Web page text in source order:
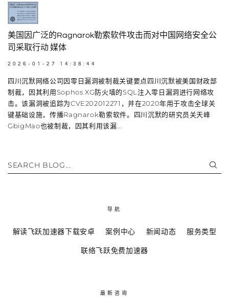
美国因广泛的Ragnarok勒索软件攻击而对中国网络安全公
司采取行动 媒体
2026-01-27 14:38:44
四川沉默网络公司因零日漏洞被制裁关键要点四川沉默被美国财政部
制裁，因其利用Sophos XG防火墙的SQL注入零日漏洞进行网络攻
击。该漏洞被追踪为CVE202012271，并在2020年用于攻击全球关
键基础设施，传播Ragnarok勒索软件。四川沉默的研究员关天峰
GbigMao也被制裁，因其利用该漏...
SEARCH BLOG...
导航
解读飞跃加速器下载安卓 案例中心 新闻动态 服务类型
联络飞跃免费加速器
最新咨询